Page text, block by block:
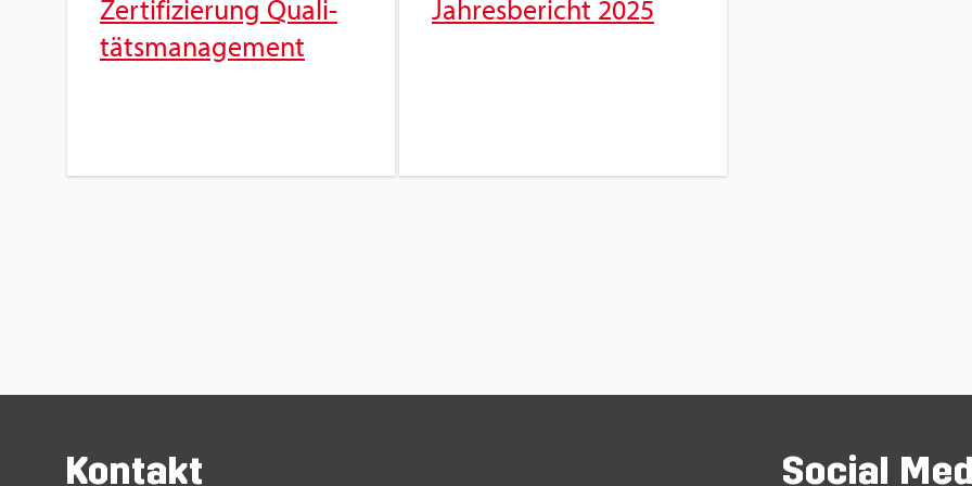
Zer­ti­fi­zie­rung Qua­li­
täts­ma­nage­ment
Jah­res­be­richt 2025
Kon­takt So­ci­al